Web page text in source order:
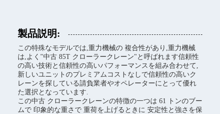
製品説明:
この特殊なモデルでは,重力機械の 複合性があり,重力機械
は,よく"中古 85T クローラークレーン"と呼ばれます信頼性
の高い技術と信頼性の高いパフォーマンスを組み合わせて,
新しいユニットのプレミアムコストなしで信頼性の高いク
レーンを探している請負業者やオペレーターにとって優れ
た選択となっています.
この中古 クローラークレーンの特徴の一つは 61 トンのブー
ムで 印象的な重さで 重荷を上げるときに 安定性と強さを保